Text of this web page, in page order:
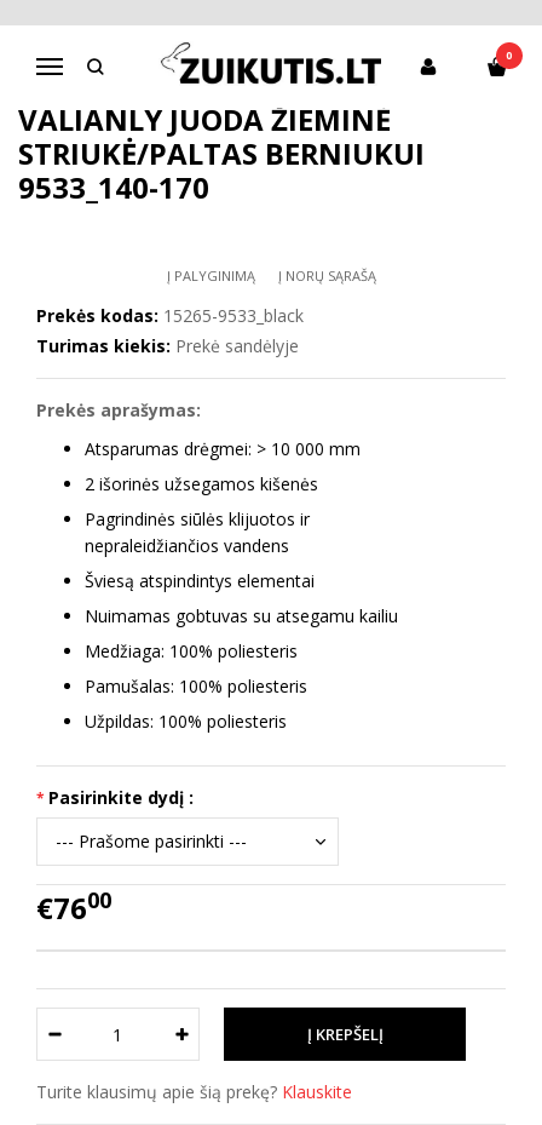
Navigacija
0
Pagrindinis
Striukės, kombinezonai
Valianly juoda žieminė striukė/paltas berniukui 9533_140-170
VALIANLY JUODA ŽIEMINĖ
STRIUKĖ/PALTAS BERNIUKUI
9533_140-170
Į PALYGINIMĄ Į NORŲ SĄRAŠĄ
Prekės kodas: 15265-9533_black
Turimas kiekis: Prekė sandėlyje
Prekės aprašymas:
Atsparumas drėgmei: > 10 000 mm
2 išorinės užsegamos kišenės
Pagrindinės siūlės klijuotos ir
nepraleidžiančios vandens
Šviesą atspindintys elementai
Nuimamas gobtuvas su atsegamu kailiu
Medžiaga: 100% poliesteris
Pamušalas: 100% poliesteris
Užpildas: 100% poliesteris
Pasirinkite dydį :
€7600
Turite klausimų apie šią prekę? Klauskite